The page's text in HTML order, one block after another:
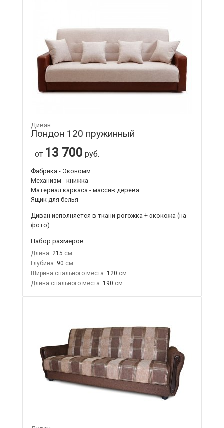
Диван
Лондон 120 пружинный
от 13 700 руб.
Фабрика - Экономм
Механизм - книжка
Материал каркаса - массив дерева
Ящик для белья
Диван исполняется в ткани рогожка + экокожа (на
фото).
Набор размеров
Длина: 215
Глубина: 90
Ширина спального места: 120
Длина спального места: 190